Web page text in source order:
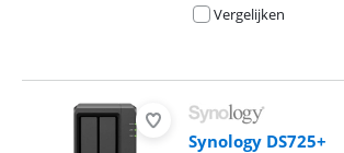
Vergelijken
Synology DS725+